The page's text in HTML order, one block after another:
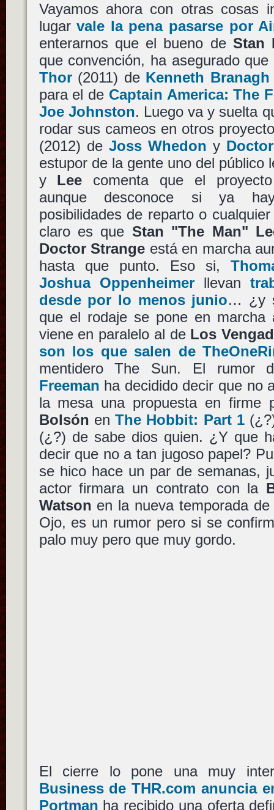
Vayamos ahora con otras cosas
lugarvale la pena pasarse por
enterarnos que el bueno deStan
que convención, ha asegurado
Thor(2011) de Kenneth Branagh
para el de Captain America: The
Joe Johnston. Luego va y suelta
rodar sus cameos en otros
(2012) de Joss Whedon y
estupor de la gente uno del público
y Lee comenta que el
aunque desconoce si ya
posibilidades de reparto o
claro es que Stan "The Man"
Doctor Strange está en marcha
hasta que punto. Eso si,
Joshua Oppenheimerllevan
desde por lo menos junio… ¿y
que el rodaje se pone en
viene en paralelo al de Los
son los que salen de
mentidero The Sun. El rumor
Freeman ha decidido decir que no
la mesa una propuesta en firme
Bolsón enThe Hobbit: Part 1
(¿?) de sabe dios quien. ¿Y que
decir que no a tan jugoso papel?
se hico hace un par de semanas,
actor firmara un contrato con la
Watson en la nueva temporada
Ojo, es un rumor pero si se
palo muy pero que muy gordo.
El cierre lo pone una muy
Business de THR.com anuncia
Portman ha recibido una oferta